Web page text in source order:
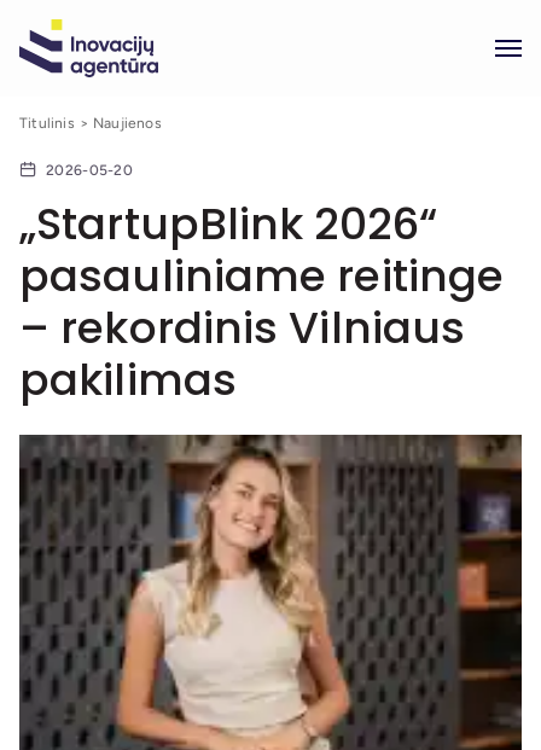
Titulinis Naujienos
2026-05-20
„StartupBlink 2026“
pasauliniame reitinge
– rekordinis Vilniaus
pakilimas